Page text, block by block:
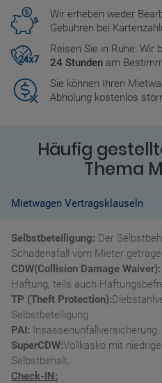
Wir erheben weder
Gebühren bei
Reisen Sie in Ruhe: Wir
24 Stunden am
Sie können Ihren
Abholung kostenlos
Häufig
Thema
Mietwagen Vertragsklauseln
Selbstbeteiligung: Der
Schadensfall vom Mieter
CDW(Collision Damage Waiver):
Haftung, teils auch
TP (Theft Protection):
Selbstbeteiligung.
PAI: Insassenunfallversicherung.
SuperCDW:Vollkasko mit
Selbstbehalt.
Check-IN: